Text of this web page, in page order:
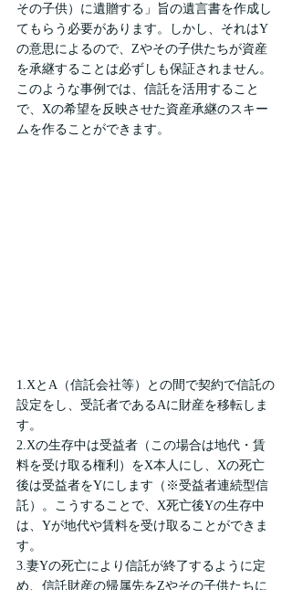
その子供）に遺贈する」旨の遺言書を作成し
てもらう必要があります。しかし、それはY
の意思によるので、Zやその子供たちが資産
を承継することは必ずしも保証されません。
このような事例では、信託を活用すること
で、Xの希望を反映させた資産承継のスキー
ムを作ることができます。
1.XとA（信託会社等）との間で契約で信託の
設定をし、受託者であるAに財産を移転しま
す。
2.Xの生存中は受益者（この場合は地代・賃
料を受け取る権利）をX本人にし、Xの死亡
後は受益者をYにします（※受益者連続型信
託）。こうすることで、X死亡後Yの生存中
は、Yが地代や賃料を受け取ることができま
す。
3.妻Yの死亡により信託が終了するように定
め、信託財産の帰属先をZやその子供たちに